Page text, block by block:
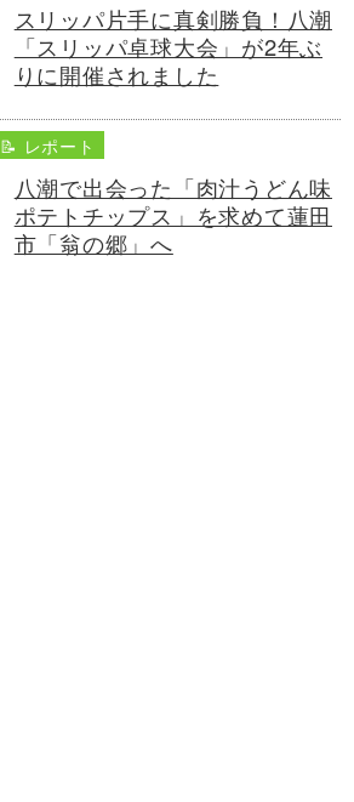
スリッパ片手に真剣勝負！八潮
「スリッパ卓球大会」が2年ぶ
りに開催されました
📝 レポート
八潮で出会った「肉汁うどん味
ポテトチップス」を求めて蓮田
市「翁の郷」へ